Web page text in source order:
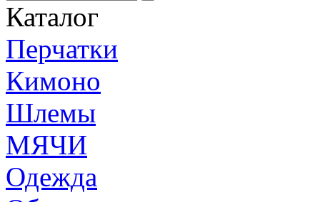
Каталог
Перчатки
Кимоно
Шлемы
МЯЧИ
Одежда